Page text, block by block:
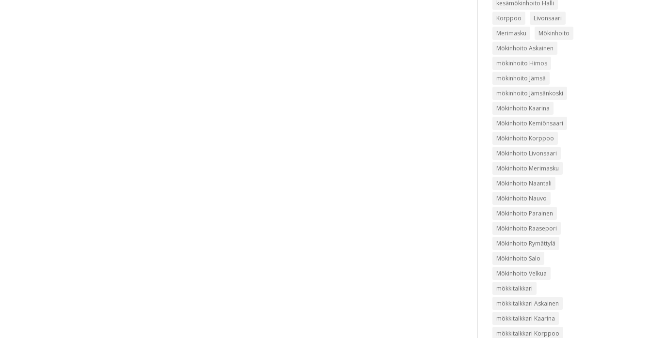
kesämökinhoito Halli
Korppoo
Livonsaari
Merimasku
Mökinhoito
Mökinhoito Askainen
mökinhoito Himos
mökinhoito Jämsä
mökinhoito Jämsänkoski
Mökinhoito Kaarina
Mökinhoito Kemiönsaari
Mökinhoito Korppoo
Mökinhoito Livonsaari
Mökinhoito Merimasku
Mökinhoito Naantali
Mökinhoito Nauvo
Mökinhoito Parainen
Mökinhoito Raasepori
Mökinhoito Rymättylä
Mökinhoito Salo
Mökinhoito Velkua
mökkitalkkari
mökkitalkkari Askainen
mökkitalkkari Kaarina
mökkitalkkari Korppoo